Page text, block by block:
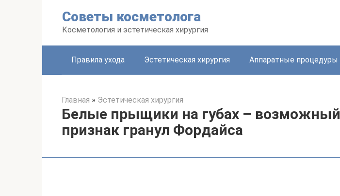
Советы косметолога
Косметология и эстетическая хирургия
Правила ухода Эстетическая хирургия Аппаратные процедуры
Главная » Эстетическая хирургия
Белые прыщики на губах – возможный
признак гранул Фордайса